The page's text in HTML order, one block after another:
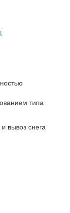
типа
вывоз снега